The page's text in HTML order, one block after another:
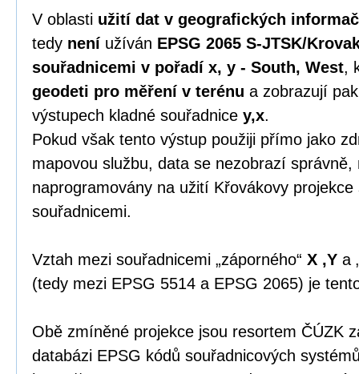
V oblasti užití dat v geografických
tedy není užíván EPSG 2065 S-JTSK/
souřadnicemi v pořadí x, y - South, West,
geodeti pro měření v terénu a zobrazují
výstupech kladné souřadnice y,x.
Pokud však tento výstup použiji přímo jako
mapovou službu, data se nezobrazí
naprogramovány na užití Křovákovy projekce
souřadnicemi.
Vztah mezi souřadnicemi „záporného“ X ,Y a
(tedy mezi EPSG 5514 a EPSG 2065) je
Obě zmíněné projekce jsou resortem ČÚZK
databázi EPSG kódů souřadnicových